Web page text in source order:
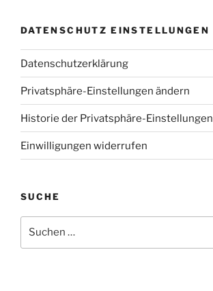
DATENSCHUTZ EINSTELLUNGEN
Datenschutzerklärung
Privatsphäre-Einstellungen ändern
Historie der Privatsphäre-Einstellungen
Einwilligungen widerrufen
SUCHE
nach: